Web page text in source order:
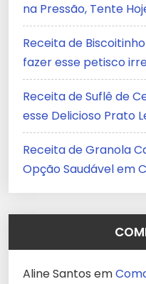
na Pressão, Tente
Receita de
fazer esse petisco
Receita de Suflê de
esse Delicioso Prato
Receita de Granola
Opção Saudável em
Aline Santos em